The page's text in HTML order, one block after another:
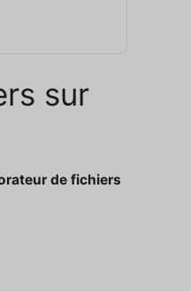
sur
de fichiers